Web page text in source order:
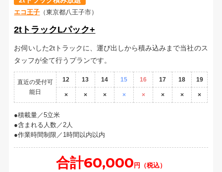
エコ王子 （東京都八王子市）
2tトラックLパック+
お伺いした2tトラックに、運び出しから積み込みまで当社のス
タッフが全て行うプランです。
直近の受付可
能日
12 13 14 15 16 17 18 19
× × × × × × × ×
積載量／5立米
含まれる人数／2人
作業時間制限／1時間以内以内
合計60,000 円（税込）